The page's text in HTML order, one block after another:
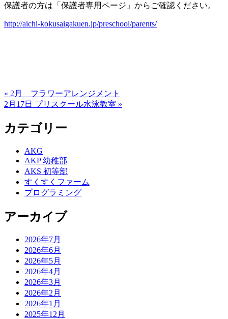
保護者の方は「保護者専用ページ」からご確認ください。
http://aichi-kokusaigakuen.jp/preschool/parents/
« 2月 フラワーアレンジメント
2月17日 プリスクール水泳教室 »
カテゴリー
AKG
AKP 幼稚部
AKS 初等部
すくすくファーム
プログラミング
アーカイブ
2026年7月
2026年6月
2026年5月
2026年4月
2026年3月
2026年2月
2026年1月
2025年12月